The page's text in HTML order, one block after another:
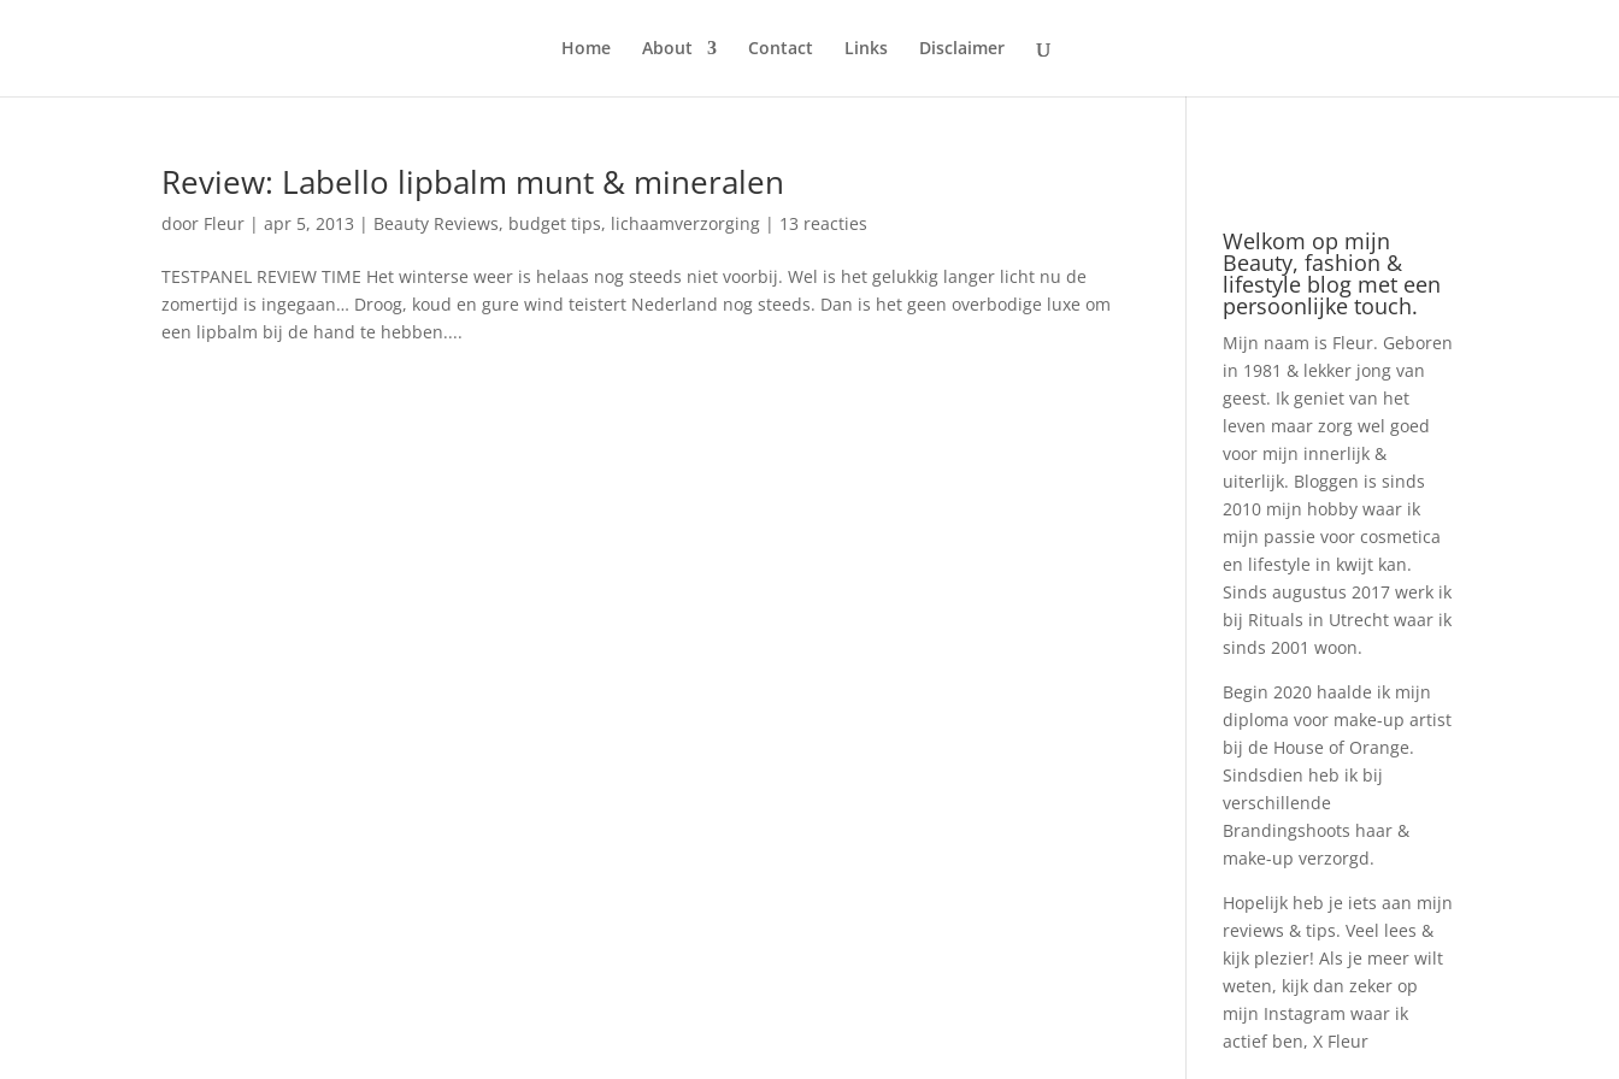
Home About Contact Links Disclaimer
Review: Labello lipbalm munt & mineralen
door Fleur |apr 5, 2013 | Beauty Reviews, budget tips, lichaamverzorging | 13 reacties
TESTPANEL REVIEW TIME Het winterse weer is helaas nog steeds niet voorbij. Wel is het gelukkig langer licht nu de
zomertijd is ingegaan… Droog, koud en gure wind teistert Nederland nog steeds. Dan is het geen overbodige luxe om
een lipbalm bij de hand te hebben....
Welkom op mijn
Beauty, fashion &
lifestyle blog met een
persoonlijke touch.
Mijn naam is Fleur. Geboren
in 1981 & lekker jong van
geest. Ik geniet van het
leven maar zorg wel goed
voor mijn innerlijk &
uiterlijk. Bloggen is sinds
2010 mijn hobby waar ik
mijn passie voor cosmetica
en lifestyle in kwijt kan.
Sinds augustus 2017 werk ik
bij Rituals in Utrecht waar ik
sinds 2001 woon.
Begin 2020 haalde ik mijn
diploma voor make-up artist
bij de House of Orange.
Sindsdien heb ik bij
verschillende
Brandingshoots haar &
make-up verzorgd.
Hopelijk heb je iets aan mijn
reviews & tips. Veel lees &
kijk plezier! Als je meer wilt
weten, kijk dan zeker op
mijn Instagram waar ik
actief ben, X Fleur